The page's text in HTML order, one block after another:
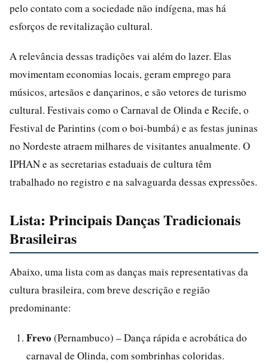
pelo contato com a sociedade não indígena, mas há
esforços de revitalização cultural.
A relevância dessas tradições vai além do lazer. Elas
movimentam economias locais, geram emprego para
músicos, artesãos e dançarinos, e são vetores de turismo
cultural. Festivais como o Carnaval de Olinda e Recife, o
Festival de Parintins (com o boi-bumbá) e as festas juninas
no Nordeste atraem milhares de visitantes anualmente. O
IPHAN e as secretarias estaduais de cultura têm
trabalhado no registro e na salvaguarda dessas expressões.
Lista: Principais Danças Tradicionais
Brasileiras
Abaixo, uma lista com as danças mais representativas da
cultura brasileira, com breve descrição e região
predominante:
Frevo (Pernambuco) – Dança rápida e acrobática do
carnaval de Olinda, com sombrinhas coloridas.